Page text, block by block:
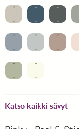
Katso kaikki sävyt